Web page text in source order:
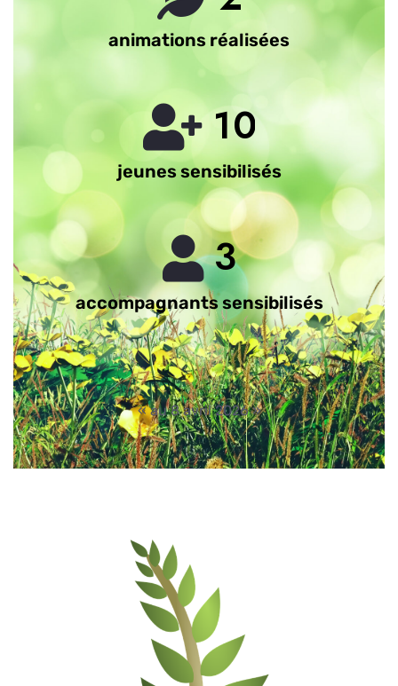
animations réalisées
10
jeunes sensibilisés
3
accompagnants sensibilisés
« au 8 avril 2026 »